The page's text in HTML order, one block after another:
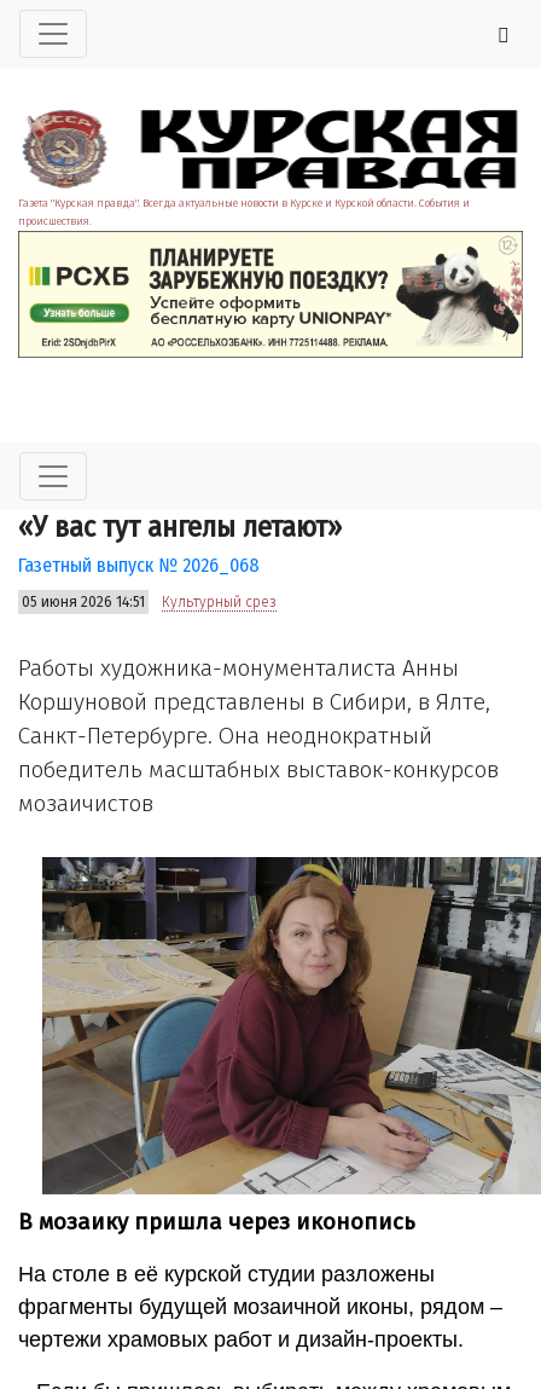
Газета "Курская правда". Всегда актуальные новости в Курске и Курской области. События и
происшествия.
«У вас тут ангелы летают»
Газетный выпуск № 2026_068
05 июня 2026 14:51 Культурный срез
Работы художника-монументалиста Анны
Коршуновой представлены в Сибири, в Ялте,
Санкт-Петербурге. Она неоднократный
победитель масштабных выставок-конкурсов
мозаичистов
В мозаику пришла через иконопись
На столе в её курской студии разложены
фрагменты будущей мозаичной иконы, рядом –
чертежи храмовых работ и дизайн-проекты.